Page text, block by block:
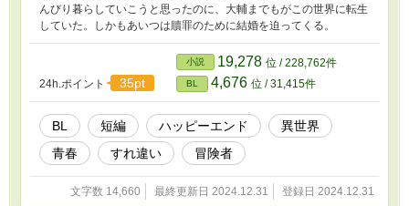
んびり暮らしていこうと思ったのに、大輔までもがこの世界に転生
していた。しかもあいつは贖罪のために結婚を迫ってくる。
24h.ポイント 35pt
小説 19,278 位 / 228,762件
BL 4,676 位 / 31,415件
BL 短編 ハッピーエンド
異世界
青春
すれ違い 冒険者
文字数 14,660 最終更新日 2024.12.31 登録日 2024.12.31